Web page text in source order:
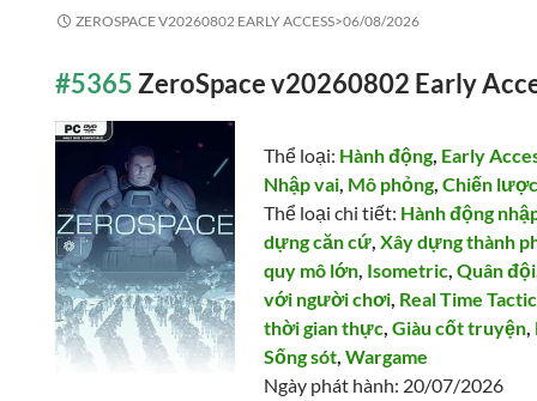
ZEROSPACE V20260802 EARLY ACCESS>06/08/2026
#5365ZeroSpace v20260802 Early
Thể loại: Hành động, Early
Nhập vai, Mô phỏng,Chiến
Thể loại chi tiết: Hành động
dựng căn cứ,Xây dựng thành
quy mô lớn, Isometric,Quân đội
với người chơi, Real Time
thời gian thực,Giàu cốt truyện,
Sống sót,Wargame
Ngày phát hành: 20/07/2026